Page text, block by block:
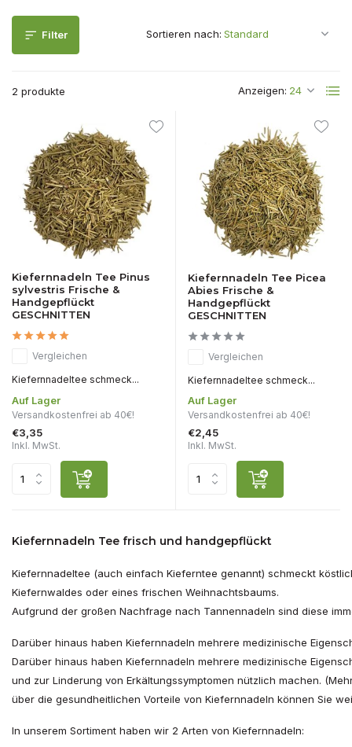
Filter
2 produkte Anzeigen:
Sortieren nach:
Kiefernnadeln Tee Pinus
sylvestris Frische &
Handgepflückt
GESCHNITTEN
Vergleichen
Kiefernnadeltee schmeck...
Auf Lager
Versandkostenfrei ab 40€!
€3,35
Inkl. MwSt.
Kiefernnadeln Tee Picea
Abies Frische &
Handgepflückt
GESCHNITTEN
Vergleichen
Kiefernnadeltee schmeck...
Auf Lager
Versandkostenfrei ab 40€!
€2,45
Inkl. MwSt.
Kiefernnadeln Tee frisch und handgepflückt
Kiefernnadeltee (auch einfach Kieferntee genannt) schmeckt
Kiefernwaldes oder eines frischen Weihnachtsbaums.
Aufgrund der großen Nachfrage nach Tannennadeln sind diese
Darüber hinaus haben Kiefernnadeln mehrere medizinische
Darüber hinaus haben Kiefernnadeln mehrere medizinische
und zur Linderung von Erkältungssymptomen nützlich machen.
über die gesundheitlichen Vorteile von Kiefernnadeln können Sie
In unserem Sortiment haben wir 2 Arten von Kiefernnadeln: